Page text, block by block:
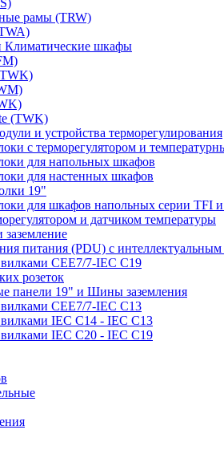
рамы (TRW)
шкафы
(TWK)
и устройства терморегулирования
с терморегулятором и
для напольных шкафов
для настенных шкафов
19"
для шкафов напольных серии TFI
и датчиком температуры
питания (PDU) с
CEE7/7-IEC C19
розеток
панели 19" и Шины заземления
CEE7/7-IEC C13
IEC C14 - IEC C13
IEC C20 - IEC C19